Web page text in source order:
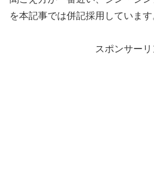
を本記事では併記採用しています
スポンサーリ